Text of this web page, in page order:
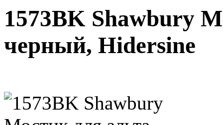
1573BK Shawbury
черный, Hidersine